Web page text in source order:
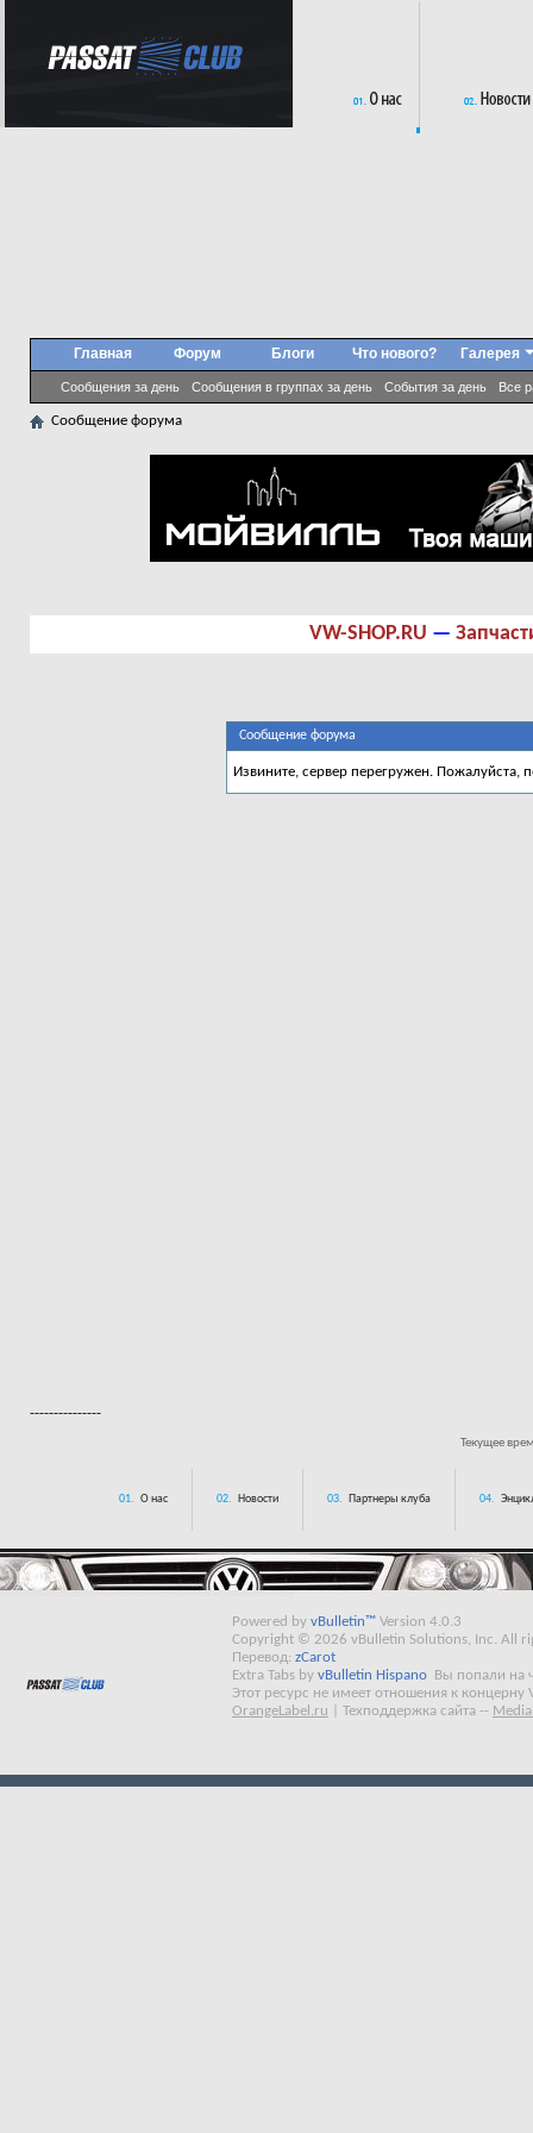
Главная Форум Блоги Что нового?
Сообщения за день Сообщения в группах за день События за день Все
Галерея
Сообщение форума
VW-SHOP.RU —
Сообщение форума
Извините, сервер перегружен. Пожалуйста,
---------------
Текущее
01. О нас 02. Новости 03. Партнеры клуба 04.
Powered by vBulletin™ Version 4.0.3
Copyright © 2026 vBulletin Solutions, Inc. All
Перевод: zCarot
Extra Tabs by vBulletin Hispano
Вы попали на
Этот ресурс не имеет отношения к концерну
OrangeLabel.ru
Техподдержка сайта --